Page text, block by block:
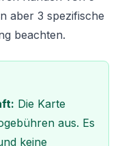
aber 3 spezifische
beachten.
Die Karte
aus. Es
keine